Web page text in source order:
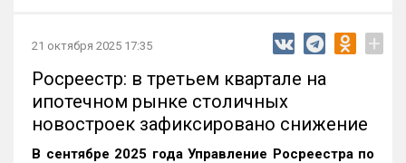
21 октября 2025 17:35 +
Росреестр: в третьем квартале на
ипотечном рынке столичных
новостроек зафиксировано снижение
В сентябре 2025 года Управление Росреестра по